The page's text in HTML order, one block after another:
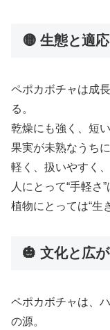
🟡 生態と適
ペポカボチャは成
る。
乾燥にも強く、短
果実が未熟なうち
軽く、扱いやすく
人にとって“手軽さ
植物にとっては“生
🎃 文化と広
ペポカボチャは、
の源。